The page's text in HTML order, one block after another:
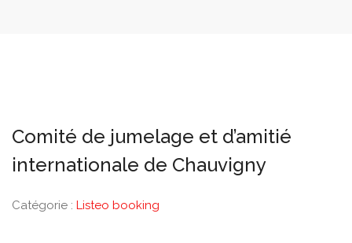
Comité de jumelage et d’amitié
internationale de Chauvigny
Catégorie : Listeo booking